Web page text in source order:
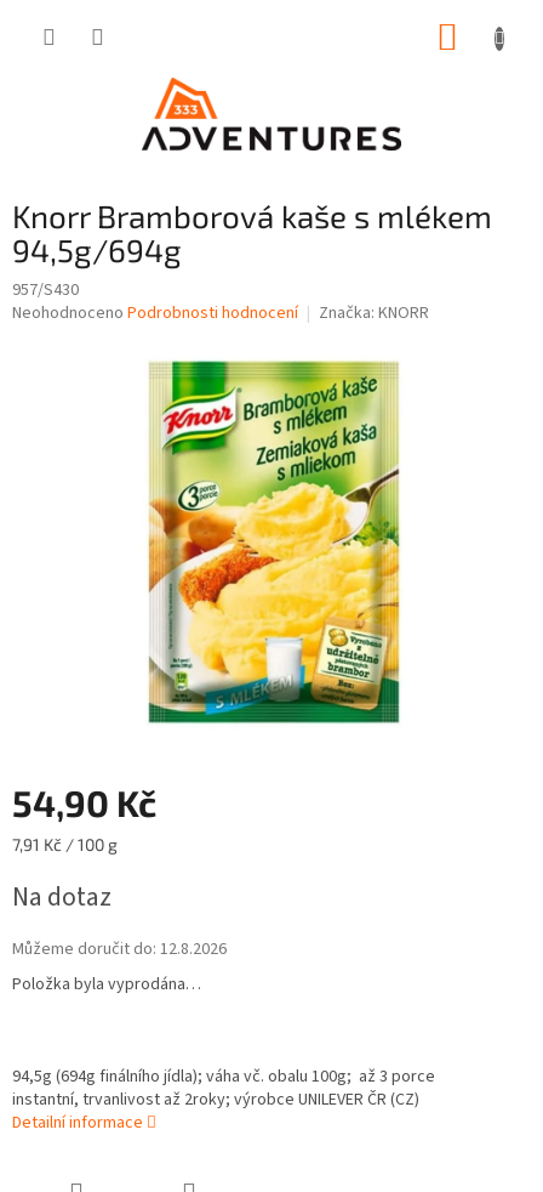
Knorr Bramborová kaše s mlékem
94,5g/694g
957/S430
Průměrné
Neohodnoceno Podrobnosti hodnocení Značka: KNORR
54,90 Kč
Měrná
7,91 Kč / 100 g
Na dotaz
Můžeme doručit do: 12.8.2026
Položka byla vyprodána…
94,5g (694g finálního jídla); váha vč. obalu 100g; až 3 porce
instantní, trvanlivost až 2roky; výrobce UNILEVER ČR (CZ)
Detailní informace